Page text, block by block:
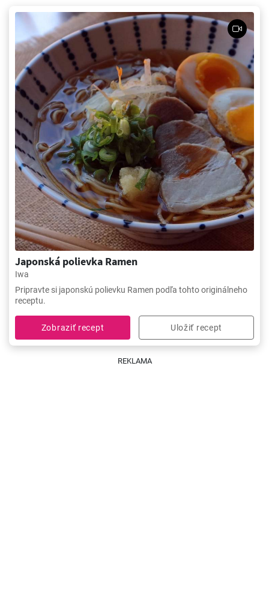
Japonská polievka Ramen
Iwa
Pripravte si japonskú polievku Ramen podľa tohto originálneho
receptu.
Zobraziť recept Uložiť recept
REKLAMA